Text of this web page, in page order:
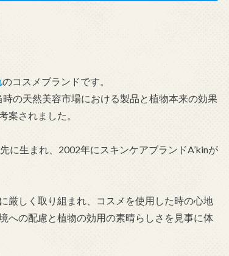
のコスメブランドです。
の天然美容市場における製品と植物本来の効果
案されました。
に生まれ、2002年にスキンケアブランドA’kinが
厳しく取り組まれ、コスメを使用した時の心地
への配慮と植物の効用の素晴らしさを見事に体